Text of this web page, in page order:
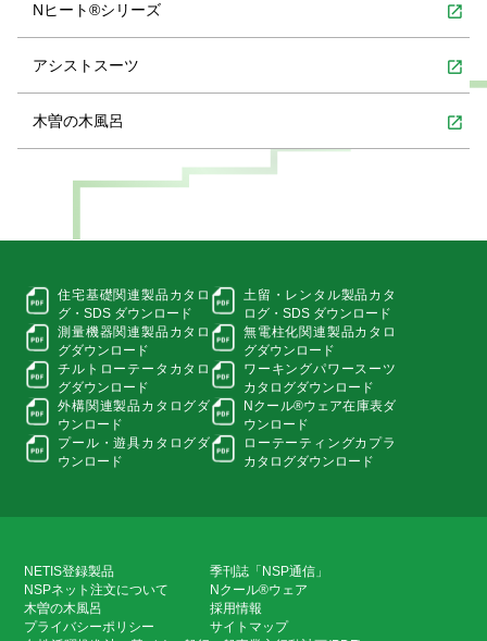
Nヒート®シリーズ open_in_new
アシストスーツ open_in_new
木曽の木風呂 open_in_new
住宅基礎関連製品カタロ
グ・SDS ダウンロード
土留・レンタル製品カタ
ログ・ SDS ダウンロード
測量機器関連製品カタロ
グダウンロード
無電柱化関連製品カタロ
グダウンロード
チルトローテータカタロ
グダウンロード
ワーキングパワースーツ
カタログダウンロード
外構関連製品カタログダ
ウンロード
Nクール®ウェア在庫表ダ
ウンロード
プール・遊具カタログダ
ウンロード
ローテーティングカプラ
カタログダウンロード
NETIS登録製品
季刊誌「NSP通信」
NSPネット注文について
Nクール®ウェア
木曽の木風呂
採用情報
プライバシーポリシー
サイトマップ